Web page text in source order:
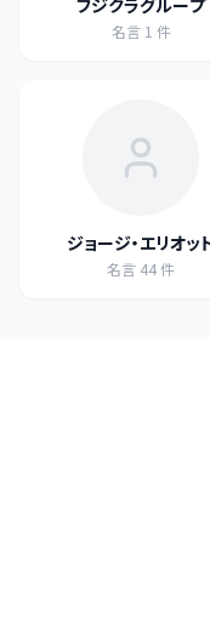
フジクラグループ
名言 1 件
ジョージ・エリオッ
名言 44件